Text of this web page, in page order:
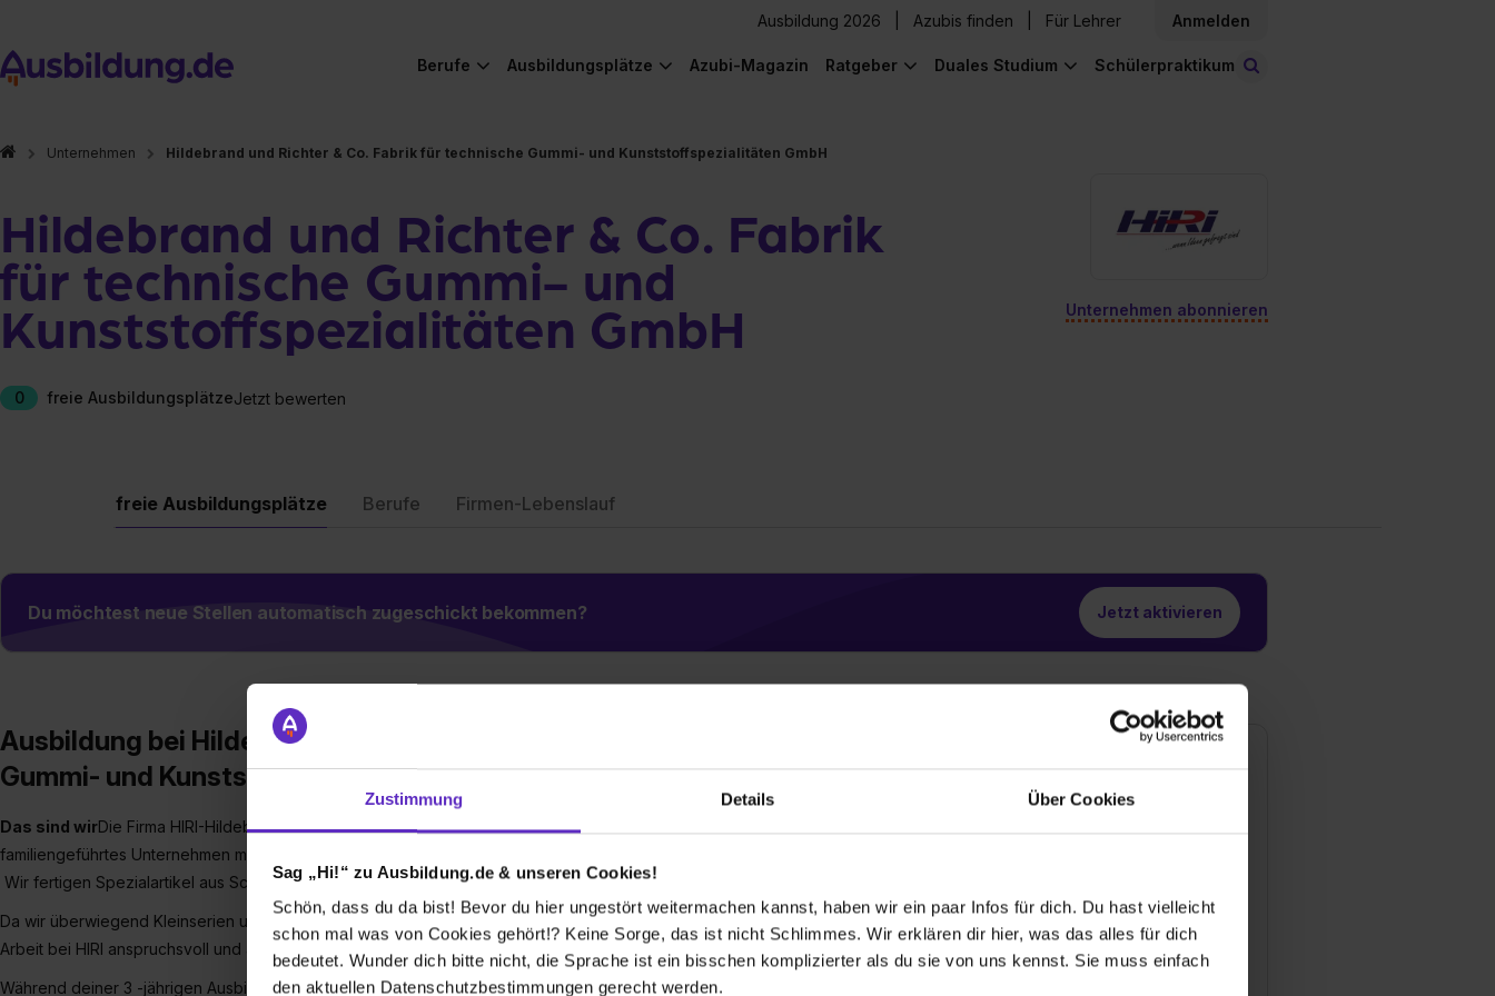
Zustimmung Details Über Cookies
Sag „Hi!“ zu Ausbildung.de & unseren Cookies!
Schön, dass du da bist! Bevor du hier ungestört weitermachen kannst, haben wir ein paar Infos für dich. Du hast vielleicht
schon mal was von Cookies gehört!? Keine Sorge, das ist nicht Schlimmes. Wir erklären dir hier, was das alles für dich
bedeutet. Wunder dich bitte nicht, die Sprache ist ein bisschen komplizierter als du sie von uns kennst. Sie muss einfach
den aktuellen Datenschutzbestimmungen gerecht werden.
Ausbildung 2026 Azubis finden Für Lehrer Anmelden
Berufe Ausbildungsplätze Azubi-Magazin Ratgeber Duales Studium Schülerpraktikum
Unternehmen Hildebrand und Richter & Co. Fabrik für technische Gummi- und Kunststoffspezialitäten GmbH
Hildebrand und Richter & Co. Fabrik
für technische Gummi- und
Kunststoffspezialitäten GmbH
0 freie AusbildungsplätzeJetzt bewerten
Unternehmen abonnieren
freie Ausbildungsplätze Berufe Firmen-Lebenslauf
Du möchtest neue Stellen automatisch zugeschickt bekommen? Jetzt aktivieren
Hildebrand und Richter & Co.
Fabrik für technische
Gummi- und
Kunststoffspezialitäten
21394 Kirchgellersen
+49 4135 8221-22
Ausbildung bei Hildebrand und Richter & Co. Fabrik für technische
Gummi- und Kunststoffspezialitäten GmbH
Das sind wirDie Firma HIRI-Hildebrand und Richter & Co. GmbH mit Sitz in Kirchgellersen (bei Lüneburg) ist ein
familiengeführtes Unternehmen mit rund 80 Mitarbeitern.
Wir fertigen Spezialartikel aus Schäumen, Gummi und Kunststoffen für die Industrie und den technischen Handel.
Da wir überwiegend Kleinserien und Prototypen fertigen, hast Du es immer wieder mit neuen Produkten zu tun. So ist die
Arbeit bei HIRI anspruchsvoll und abwechslungsreich.
Während deiner 3 -jährigen Ausbildung zum Industriekaufmann / zur Industriekauffrau lernst Du alle Abteilungen bei HIRI